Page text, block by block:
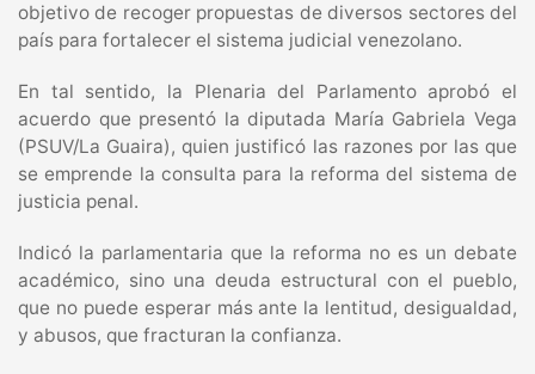
objetivo de recoger propuestas de diversos sectores del
país para fortalecer el sistema judicial venezolano.
En tal sentido, la Plenaria del Parlamento aprobó el
acuerdo que presentó la diputada María Gabriela Vega
(PSUV/La Guaira), quien justificó las razones por las que
se emprende la consulta para la reforma del sistema de
justicia penal.
Indicó la parlamentaria que la reforma no es un debate
académico, sino una deuda estructural con el pueblo,
que no puede esperar más ante la lentitud, desigualdad,
y abusos, que fracturan la confianza.